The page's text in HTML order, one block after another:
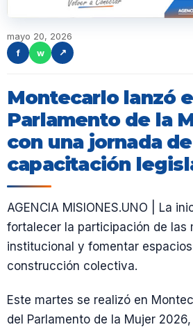
mayo 20, 2026
f
w ↗
Montecarlo lanzó
Parlamento de la
con una jornada de
capacitación
AGENCIA MISIONES.UNO | La
fortalecer la participación de las
institucional y fomentar
construcción colectiva.
Este martes se realizó en
del Parlamento de la Mujer